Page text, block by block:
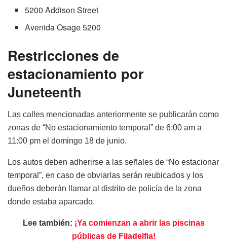
5200 Addison Street
Avenida Osage 5200
Restricciones de
estacionamiento por
Juneteenth
Las calles mencionadas anteriormente se publicarán como
zonas de “No estacionamiento temporal” de 6:00 am a
11:00 pm el domingo 18 de junio.
Los autos deben adherirse a las señales de “No estacionar
temporal”, en caso de obviarlas serán reubicados y los
dueños deberán llamar al distrito de policía de la zona
donde estaba aparcado.
Lee también: ¡Ya comienzan a abrir las piscinas
públicas de Filadelfia!